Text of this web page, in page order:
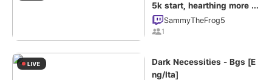
5k start, hearthing more st
ones | !frogs
SammyTheFrog5
1
Dark Necessities - Bgs [E
ng/Ita]